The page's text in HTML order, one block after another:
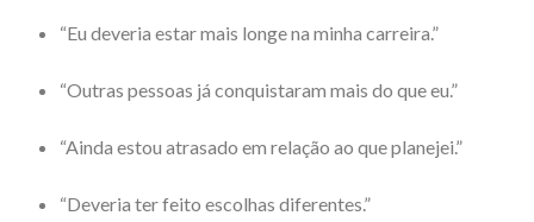
“Eu deveria estar mais longe na minha carreira.”
“Outras pessoas já conquistaram mais do que eu.”
“Ainda estou atrasado em relação ao que planejei.”
“Deveria ter feito escolhas diferentes.”